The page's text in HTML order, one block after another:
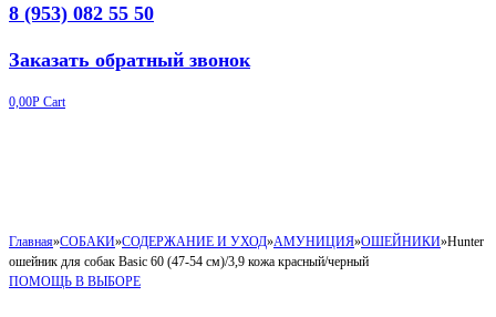
8 (953) 082 55 50
Заказать обратный звонок
0,00Р Cart
Главная»СОБАКИ»СОДЕРЖАНИЕ И УХОД»АМУНИЦИЯ»ОШЕЙНИКИ»Hunter
ошейник для собак Basic 60 (47-54 см)/3,9 кожа красный/черный
ПОМОЩЬ В ВЫБОРЕ